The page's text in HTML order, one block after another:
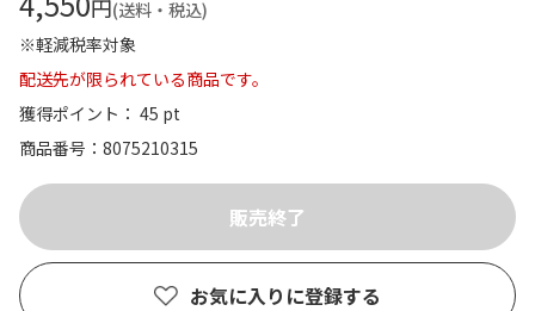
円(送料・税込)
※軽減税率対象
配送先が限られている商品です。
獲得ポイント： 45 pt
商品番号
8075210315
お気に入りに登録する